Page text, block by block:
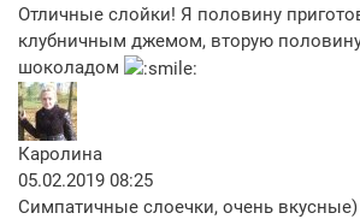
Отличные слойки! Я половину
клубничным джемом, вторую
шоколадом
Каролина
05.02.2019 08:25
Симпатичные слоечки, очень вкусные)